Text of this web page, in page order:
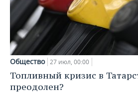
Общество 27 июл, 00:00
Топливный кризис в
преодолен?